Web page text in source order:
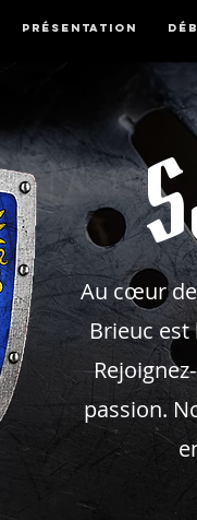
Présentation
Au cœur
Brieuc
passion.